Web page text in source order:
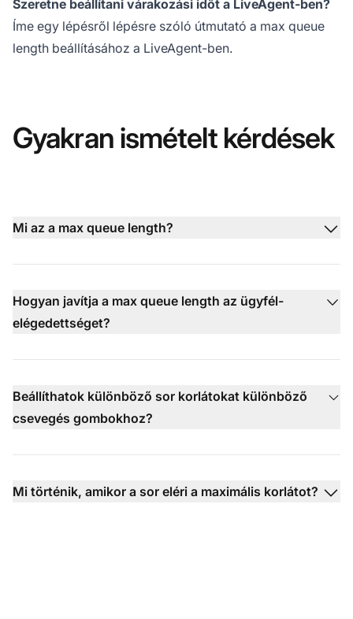
Szeretne beállítani várakozási időt a LiveAgent-ben?
Íme egy lépésről lépésre szóló útmutató a max queue
length beállításához a LiveAgent-ben.
Gyakran ismételt kérdések
Mi az a max queue length?
Hogyan javítja a max queue length az ügyfél-
elégedettséget?
Beállíthatok különböző sor korlátokat különböző
csevegés gombokhoz?
Mi történik, amikor a sor eléri a maximális korlátot?